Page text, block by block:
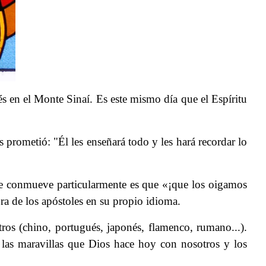
en el Monte Sinaí. Es este mismo día que el Espíritu
prometió: "Él les enseñará todo y les hará recordar lo
particularmente es que «¡que los oigamos
de los apóstoles en su propio idioma.
(chino, portugués, japonés, flamenco, rumano...).
maravillas que Dios hace hoy con nosotros y los